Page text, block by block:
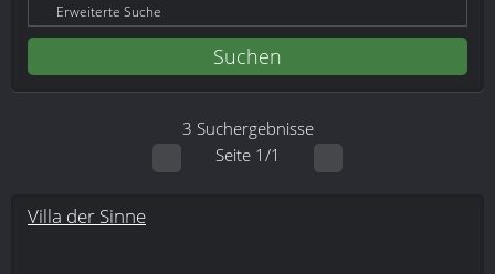
Erweiterte Suche
3 Suchergebnisse
Seite 1/1
Villa der Sinne